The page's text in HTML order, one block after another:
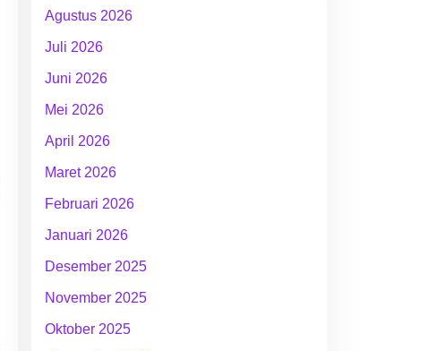
Agustus 2026
Juli 2026
Juni 2026
Mei 2026
April 2026
Maret 2026
Februari 2026
Januari 2026
Desember 2025
November 2025
Oktober 2025